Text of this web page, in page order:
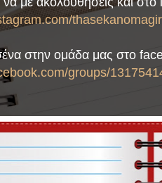
στην ομάδα μας στο
groups/